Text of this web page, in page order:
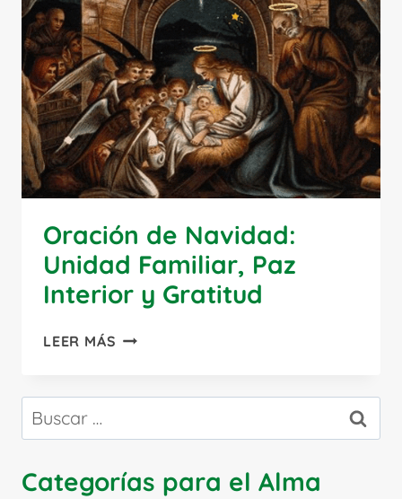
Oración de Navidad:
Unidad Familiar, Paz
Interior y Gratitud
LEER MÁS ORACIÓN
UNIDAD
PAZ
Y
Buscar:
Categorías para el Alma